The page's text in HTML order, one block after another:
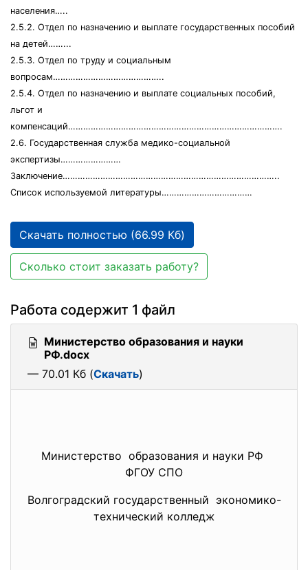
населения…..
2.5.2. Отдел по назначению и выплате государственных пособий
на детей……...
2.5.3. Отдел по труду и социальным
вопросам……………………………………..
2.5.4. Отдел по назначению и выплате социальных пособий,
льгот и
компенсаций………………………………………………………………………….
2.6. Государственная служба медико-социальной
экспертизы……………………
Заключение…………………………………………………………………………..
Список используемой литературы………………………………
Скачать полностью (66.99 Кб)
Сколько стоит заказать работу?
Работа содержит 1 файл
Министерство образования и науки
РФ.docx
— 70.01 Кб (Скачать)
Министерство образования и науки РФ
ФГОУ СПО
Волгоградский государственный экономико-
технический колледж